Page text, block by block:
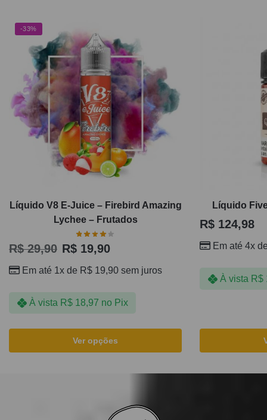
-33%
Líquido V8 E-Juice – Firebird Amazing
Lychee – Frutados
R$29,90 R$ 19,90
Em até 1x de R$ 19,90 sem juros
À vista R$18,97 no Pix
Ver opções
Líquido
R$ 124,98
Em até 4x
À vista R$